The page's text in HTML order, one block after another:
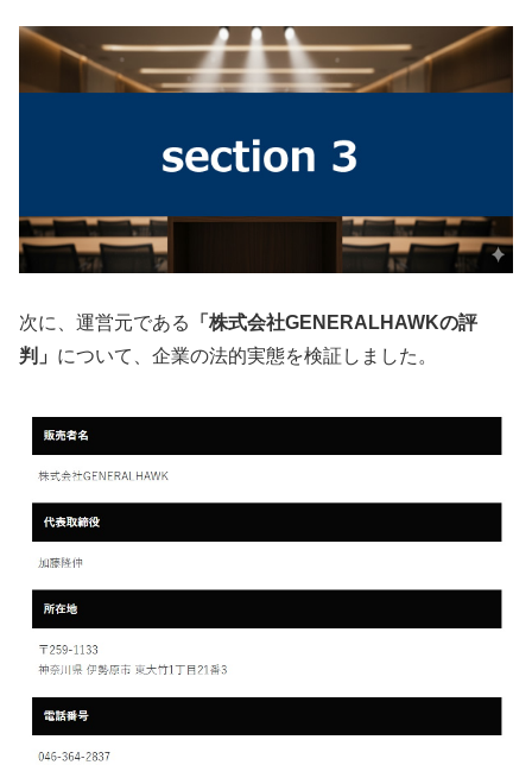
次に、運営元である
「株式会社GENERALHAWKの評
判」 について、企業の法的実態を検証しました。